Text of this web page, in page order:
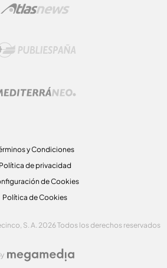
y Condiciones
Política de privacidad
de Cookies
Política de Cookies
S. A. 2026 Todos los derechos reservados